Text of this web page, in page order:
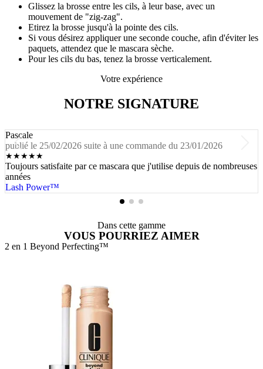
Glissez la brosse entre les cils, à leur base, avec un
mouvement de "zig-zag".
Etirez la brosse jusqu'à la pointe des cils.
Si vous désirez appliquer une seconde couche, afin d'éviter les
paquets, attendez que le mascara sèche.
Pour les cils du bas, tenez la brosse verticalement.
Votre expérience
NOTRE SIGNATURE
Pascale
publié le 25/02/2026 suite à une commande du 23/01/2026
★★★★★
Toujours satisfaite par ce mascara que j'utilise depuis de nombreuses
années
Lash Power™
Dans cette gamme
VOUS POURRIEZ AIMER
2 en 1 Beyond Perfecting™